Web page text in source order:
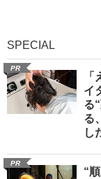
SPECIAL
PR
イ
る
る
し
PR
“